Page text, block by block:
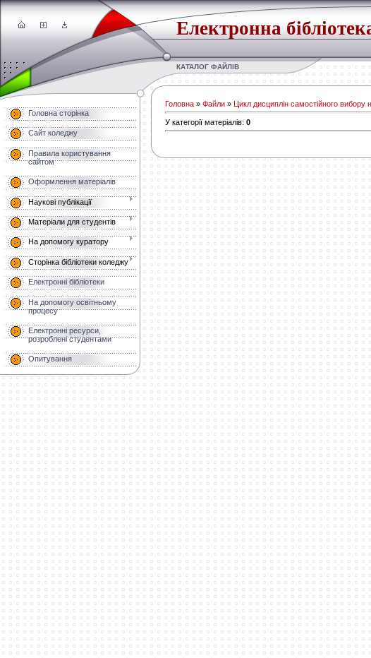
Електронна
КАТАЛОГ ФАЙЛІВ
Головна сторінка
Сайт коледжу
Правила користування
сайтом
Оформлення матеріалів
Наукові публікації
Матеріали для студентів
На допомогу куратору
Сторінка бібліотеки коледжу
Електронні бібліотеки
На допомогу освітньому
процесу
Електронні ресурси,
розроблені студентами
Опитування
Головна » Файли » Цикл дисциплін самостійного вибору
У категорії матеріалів: 0